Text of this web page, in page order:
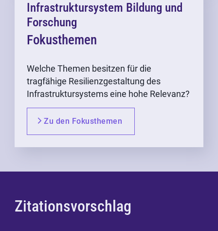
Infrastruktursystem Bildung und
Forschung
Fokusthemen
Welche Themen besitzen für die
tragfähige Resilienzgestaltung des
Infrastruktursystems eine hohe Relevanz?
Zu den Fokusthemen
Zitationsvorschlag